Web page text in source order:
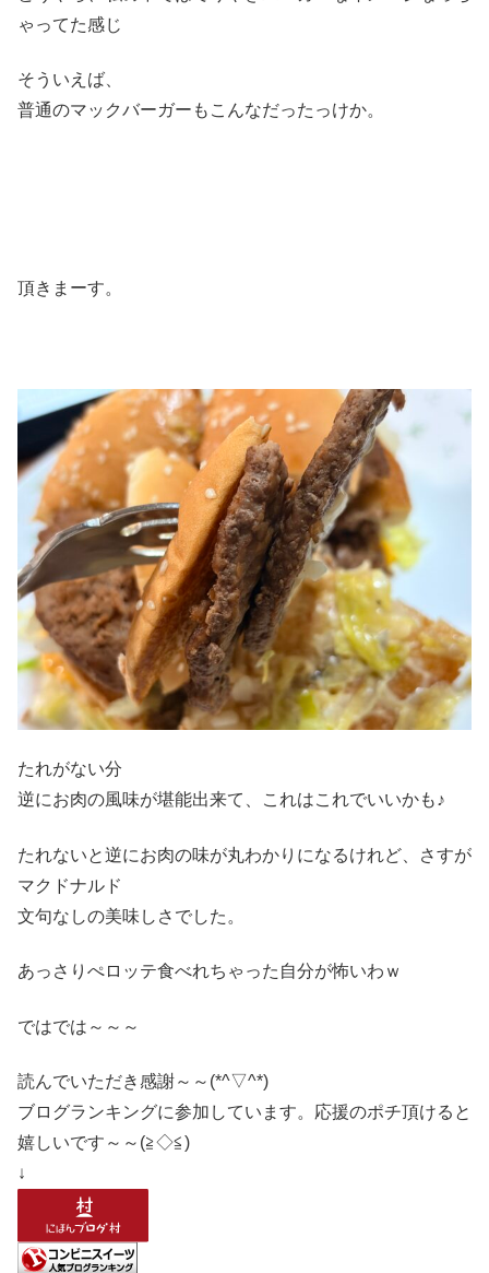
ゃってた感じ
そういえば、
普通のマックバーガーもこんなだったっけか。
頂きまーす。
たれがない分
逆にお肉の風味が堪能出来て、これはこれでいいかも♪
たれないと逆にお肉の味が丸わかりになるけれど、さすが
マクドナルド
文句なしの美味しさでした。
あっさりぺロッテ食べれちゃった自分が怖いわｗ
ではでは～～～
読んでいただき感謝～～(*^▽^*)
ブログランキングに参加しています。応援のポチ頂けると
嬉しいです～～(≧◇≦)
↓